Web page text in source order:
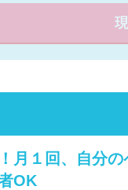
月１回、自分
OK